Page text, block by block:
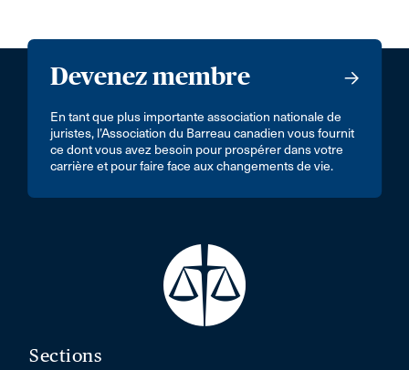
Devenez membre
En tant que plus importante association nationale de
juristes, l’Association du Barreau canadien vous fournit
ce dont vous avez besoin pour prospérer dans votre
carrière et pour faire face aux changements de vie.
Sections